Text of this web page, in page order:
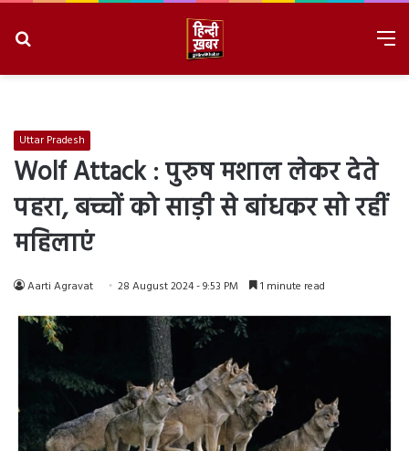
Uttar Pradesh
Wolf Attack : पुरुष मशाल लेकर देते
पहरा, बच्चों को साड़ी से बांधकर सो रहीं
महिलाएं
Aarti Agravat 28 August 2024 - 9:53 PM 1 minute read